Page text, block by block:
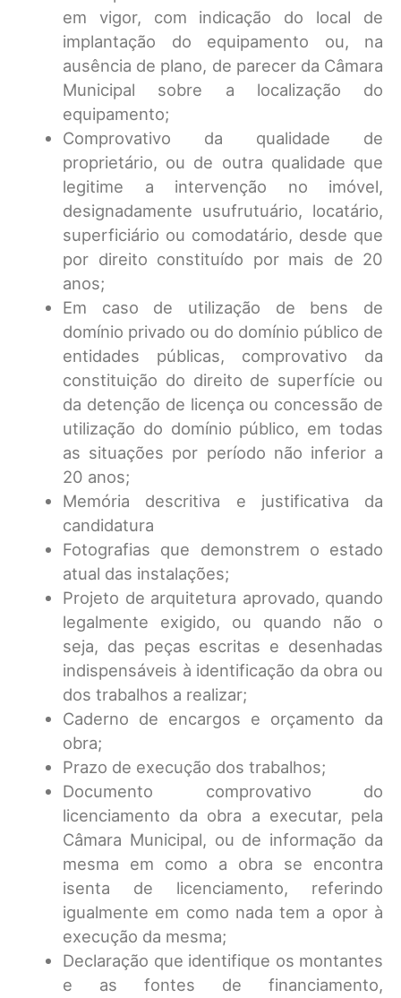
em vigor, com indicação do local de
implantação do equipamento ou, na
ausência de plano, de parecer da Câmara
Municipal sobre a localização do
equipamento;
Comprovativo da qualidade de
proprietário, ou de outra qualidade que
legitime a intervenção no imóvel,
designadamente usufrutuário, locatário,
superficiário ou comodatário, desde que
por direito constituído por mais de 20
anos;
Em caso de utilização de bens de
domínio privado ou do domínio público de
entidades públicas, comprovativo da
constituição do direito de superfície ou
da detenção de licença ou concessão de
utilização do domínio público, em todas
as situações por período não inferior a
20 anos;
Memória descritiva e justificativa da
candidatura
Fotografias que demonstrem o estado
atual das instalações;
Projeto de arquitetura aprovado, quando
legalmente exigido, ou quando não o
seja, das peças escritas e desenhadas
indispensáveis à identificação da obra ou
dos trabalhos a realizar;
Caderno de encargos e orçamento da
obra;
Prazo de execução dos trabalhos;
Documento comprovativo do
licenciamento da obra a executar, pela
Câmara Municipal, ou de informação da
mesma em como a obra se encontra
isenta de licenciamento, referindo
igualmente em como nada tem a opor à
execução da mesma;
Declaração que identifique os montantes
e as fontes de financiamento,